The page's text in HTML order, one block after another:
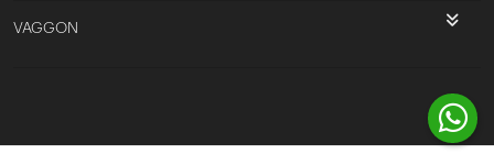
VAGGON